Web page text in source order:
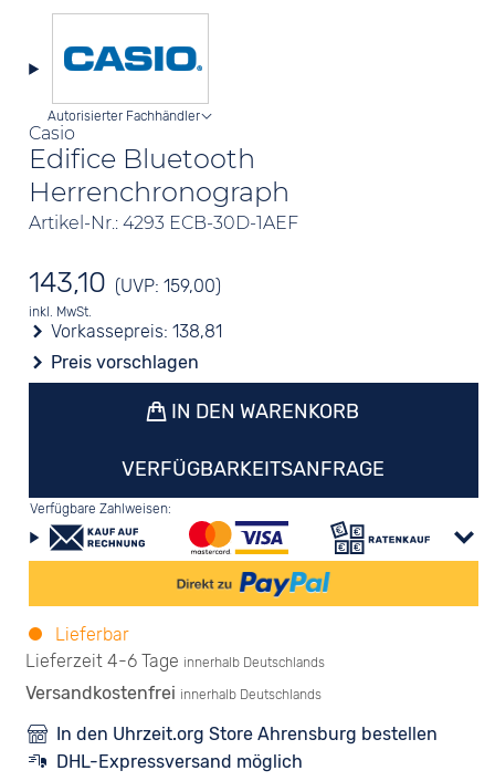
Casio
Edifice Bluetooth
Herrenchronograph
Artikel-Nr.: 4293 ECB-30D-1AEF
Autorisierter Fachhändler
143,10 (UVP: 159,00)
inkl. MwSt.
Vorkassepreis:138,81
Preis vorschlagen
IN DEN WARENKORB
VERFÜGBARKEITSANFRAGE
Verfügbare Zahlweisen:
Lieferbar
Lieferzeit 4-6 Tage innerhalb Deutschlands
Versandkostenfrei innerhalb Deutschlands
In den Uhrzeit.org Store Ahrensburg bestellen
DHL-Expressversand möglich